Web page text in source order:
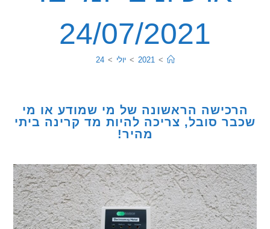
24/07/2021
2021
> יולי >
24
הראשונה של מי שמודע או מי
סובל, צריכה להיות מד קרינה ביתי
מהיר!